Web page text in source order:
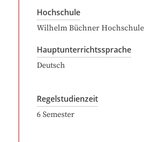
Hochschule
Wilhelm Büchner Hochschule
Hauptunterrichtssprache
Deutsch
Regelstudienzeit
6 Semester